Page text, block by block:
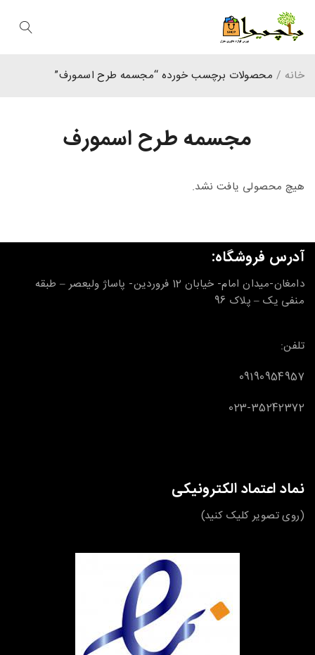
مجسمه طرح اسمورف
خانه / محصولات برچسب خورده “مجسمه طرح اسمورف”
هیچ محصولی یافت نشد.
آدرس فروشگاه:
دامغان-میدان امام- خیابان 12 فروردین- پاساژ ولیعصر – طبقه
منفی یک – پلاک 96
تلفن:
09190954957
023-35242372
نماد اعتماد الکترونیکی
(روی تصویر کلیک کنید)